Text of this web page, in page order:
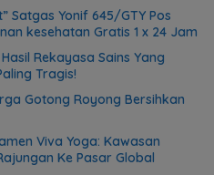
Satgas Yonif 645/GTY Pos
kesehatan Gratis 1 x 24 Jam
Rekayasa Sains Yang
Tragis!
Gotong Royong Bersihkan
Viva Yoga: Kawasan
Ke Pasar Global